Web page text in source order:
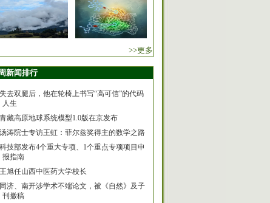
>>更多
新闻排行
失去双腿后，他在轮椅上书写“高可信”的代码
人生
青藏高原地球系统模型1.0版在京发布
汤涛院士专访王虹：菲尔兹奖得主的数学之路
科技部发布4个重大专项、1个重点专项项目申
报指南
王旭任山西中医药大学校长
同济、南开涉学术不端论文，被《自然》及子
刊撤稿